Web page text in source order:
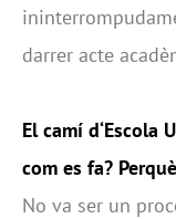
darrer acte
El camí d‘Escola
com es fa?
No va ser un